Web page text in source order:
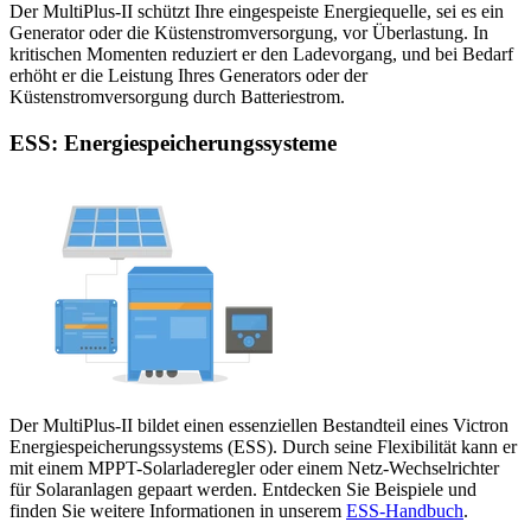
Der MultiPlus-II schützt Ihre eingespeiste Energiequelle, sei es ein
Generator oder die Küstenstromversorgung, vor Überlastung. In
kritischen Momenten reduziert er den Ladevorgang, und bei Bedarf
erhöht er die Leistung Ihres Generators oder der
Küstenstromversorgung durch Batteriestrom.
ESS: Energiespeicherungssysteme
Der MultiPlus-II bildet einen essenziellen Bestandteil eines Victron
Energiespeicherungssystems (ESS). Durch seine Flexibilität kann er
mit einem MPPT-Solarladeregler oder einem Netz-Wechselrichter
für Solaranlagen gepaart werden. Entdecken Sie Beispiele und
finden Sie weitere Informationen in unserem ESS-Handbuch.